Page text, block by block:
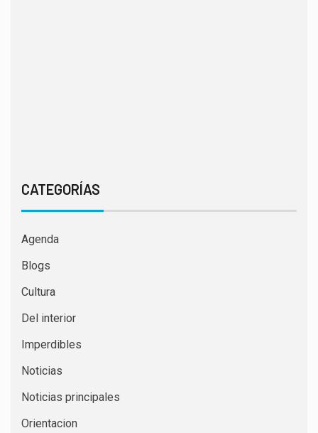
CATEGORÍAS
Agenda
Blogs
Cultura
Del interior
Imperdibles
Noticias
Noticias principales
Orientacion